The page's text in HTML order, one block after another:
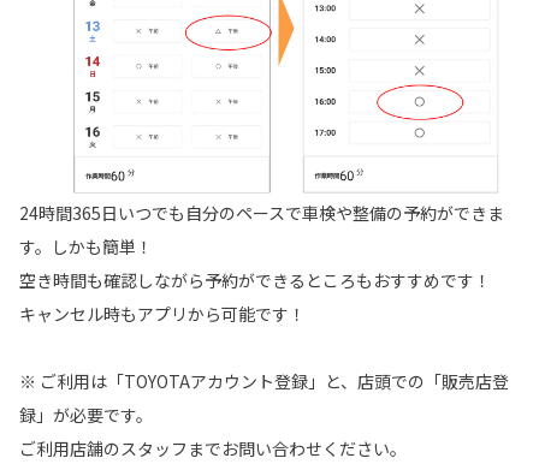
24時間365日いつでも自分のペースで車検や整備の予約ができま
す。しかも簡単！
空き時間も確認しながら予約ができるところもおすすめです！
キャンセル時もアプリから可能です！
※ ご利用は「TOYOTAアカウント登録」と、店頭での「販売店登
録」が必要です。
ご利用店舗のスタッフまでお問い合わせください。